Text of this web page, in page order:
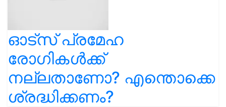
ഓട്സ് പ്രമേഹ
രോഗികൾക്ക്
നല്ലതാണോ? എന്തൊക്കെ
ശ്രദ്ധിക്കണം?